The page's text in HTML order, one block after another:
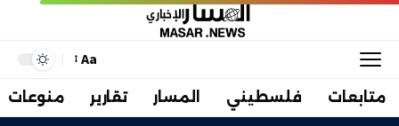
Aa
متابعات فلسطيني المسار تقارير منوعات